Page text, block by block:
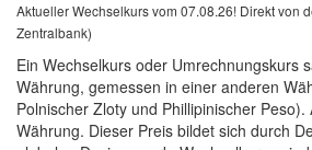
Aktueller Wechselkurs vom 07.08.26! Direkt von
Zentralbank)
Ein Wechselkurs oder Umrechnungskurs
Währung, gemessen in einer anderen
Polnischer Zloty und Phillipinischer
Währung. Dieser Preis bildet sich durch